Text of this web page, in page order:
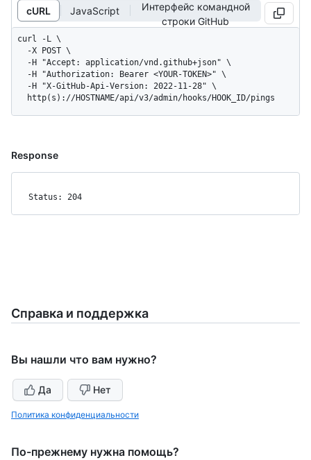
cURL JavaScript
Интерфейс командной
строки GitHub
curl -L \
  http(s)://HOSTNAME/api/v3/admin/hooks/HOOK_ID/pings
Response
Status: 204
Справка и поддержка
Вы нашли что вам нужно?
Да Нет
Политика конфиденциальности
По-прежнему нужна помощь?